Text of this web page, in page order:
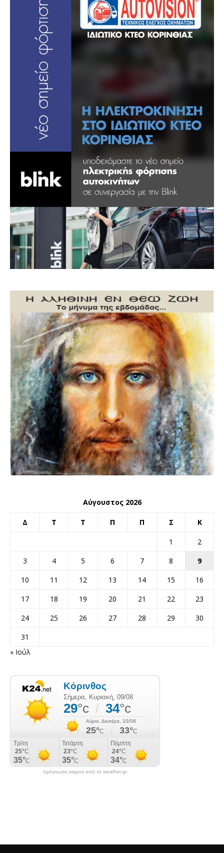
Αύγουστος 2026
Δ Τ Τ Π Π Σ Κ
1
2
3
4 5 6 7 8
9
10
11 12 13 14 15
16
17
18 19 20 21 22
23
24
25 26 27 28 29
30
31
« Ιούλ
πρόγνωση καιρού από το weather.gr